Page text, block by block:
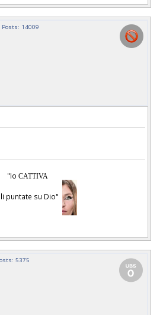
Posts: 14009
"Io CATTIVA
puntate su Dio"
5375